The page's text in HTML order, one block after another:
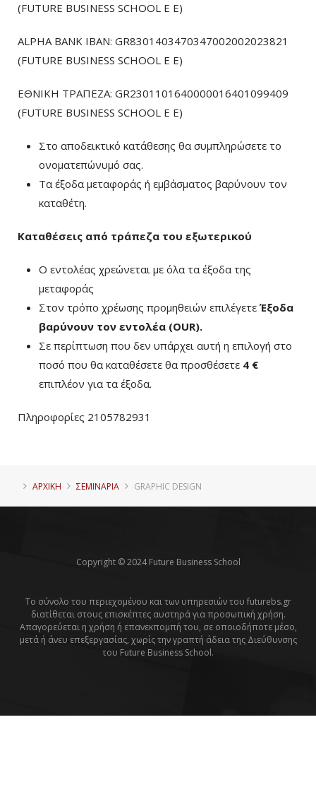
(FUTURE BUSINESS SCHOOL E E)
ALPHA BANK IBAN: GR8301403470347002002023821
(FUTURE BUSINESS SCHOOL E E)
ΕΘΝΙΚΗ ΤΡΑΠΕΖΑ: GR2301101640000016401099409
(FUTURE BUSINESS SCHOOL E E)
Στο αποδεικτικό κατάθεσης θα συμπληρώσετε το
ονοματεπώνυμό σας.
Τα έξοδα μεταφοράς ή εμβάσματος βαρύνουν τον
καταθέτη.
Καταθέσεις από τράπεζα του εξωτερικού
Ο εντολέας χρεώνεται με όλα τα έξοδα της
μεταφοράς
Στον τρόπο χρέωσης προμηθειών επιλέγετε Έξοδα
βαρύνουν τον εντολέα (ΟUR).
Σε περίπτωση που δεν υπάρχει αυτή η επιλογή στο
ποσό που θα καταθέσετε θα προσθέσετε 4 €
επιπλέον για τα έξοδα.
Πληροφορίες 2105782931
ΑΡΧΙΚΗ ΣΕΜΙΝΑΡΙΑ GRAPHIC DESIGN
Copyright © 2024 Future Business School
Το σύνολο του περιεχομένου και των υπηρεσιών του futurebs.gr
διατίθεται στους επισκέπτες αυστηρά για προσωπική χρήση.
Απαγορεύεται η χρήση ή επανεκπομπή του, σε οποιοδήποτε μέσο,
μετά ή άνευ επεξεργασίας, χωρίς την γραπτή άδεια της Διεύθυνσης
του Future Business School.